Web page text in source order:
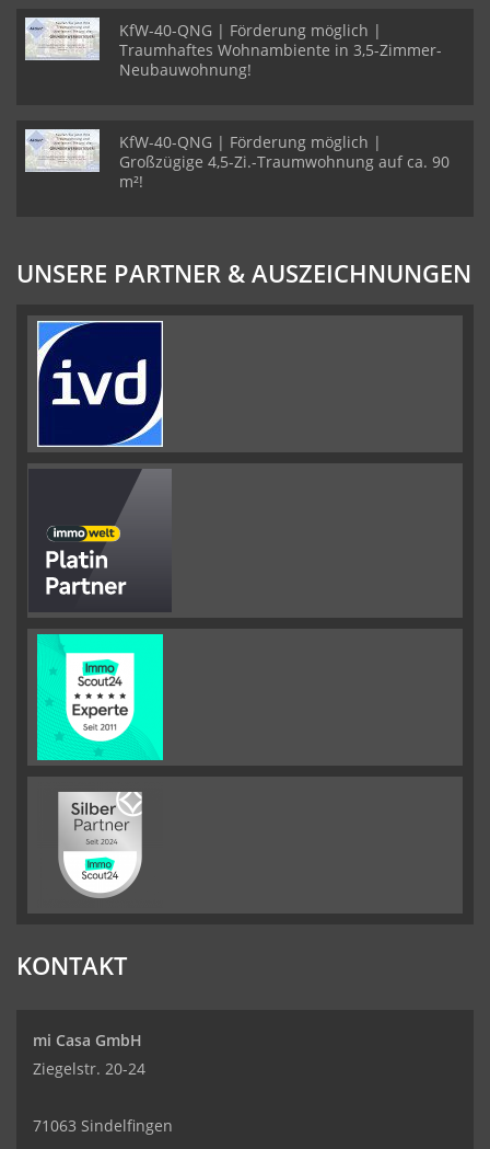
KfW-40-QNG | Förderung möglich |
Traumhaftes Wohnambiente in 3,5-Zimmer-
Neubauwohnung!
KfW-40-QNG | Förderung möglich |
Großzügige 4,5-Zi.-Traumwohnung auf ca. 90
m²!
UNSERE PARTNER & AUSZEICHNUNGEN
KONTAKT
mi Casa GmbH
Ziegelstr. 20-24
71063 Sindelfingen